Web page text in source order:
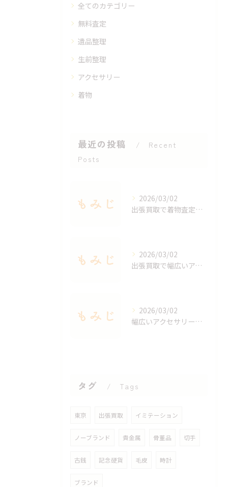
全てのカテゴリー
無料査定
遺品整理
生前整理
アクセサリー
着物
最近の投稿
Recent
Posts
2026/03/02
出張買取で着物査定のポイントと価値を見極める方法
2026/03/02
出張買取で幅広いアクセサリーを適正査定する秘訣
2026/03/02
幅広いアクセサリーを出張買取で手軽に査定する方法
タグ Tags
東京 出張買取 イミテーション
ノーブランド 貴金属 骨董品 切手
古銭 記念硬貨 毛皮 時計
ブランド